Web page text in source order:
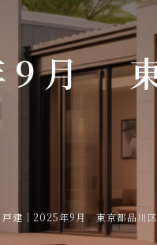
月
戸建 ｜ 2025年9月 東京都品川区